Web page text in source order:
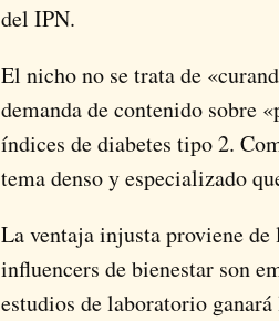
del IPN.
El nicho no se trata de
demanda de contenido sobre
índices de diabetes tipo 2.
tema denso y especializado
La ventaja injusta proviene
influencers de bienestar son
estudios de laboratorio